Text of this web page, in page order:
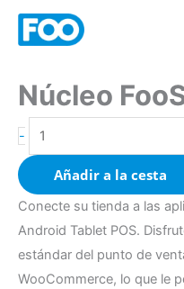
Núcleo
-
Cantidad
FooSales
Core
Añadir a la cesta
Conecte su tienda a las
Android Tablet POS.
estándar del punto de
WooCommerce, lo que le